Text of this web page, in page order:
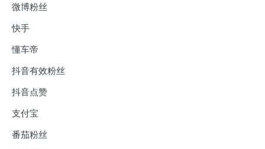
微博粉丝
快手
懂车帝
抖音有效粉丝
抖音点赞
支付宝
番茄粉丝